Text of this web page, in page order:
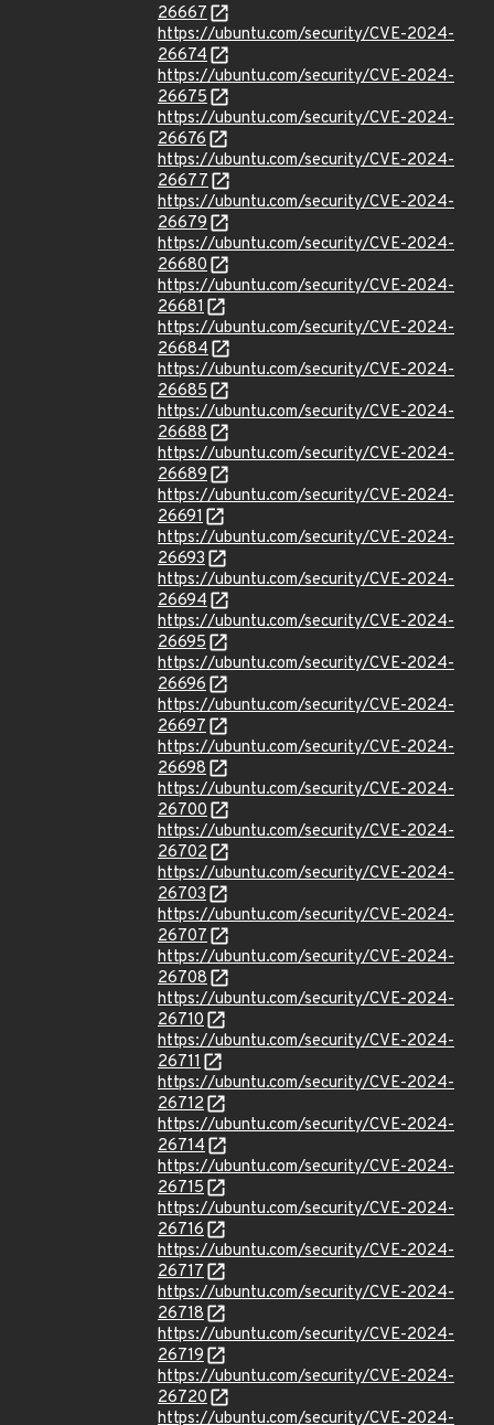
26667
https://ubuntu.com/security/CVE-2024-
26674
https://ubuntu.com/security/CVE-2024-
26675
https://ubuntu.com/security/CVE-2024-
26676
https://ubuntu.com/security/CVE-2024-
26677
https://ubuntu.com/security/CVE-2024-
26679
https://ubuntu.com/security/CVE-2024-
26680
https://ubuntu.com/security/CVE-2024-
26681
https://ubuntu.com/security/CVE-2024-
26684
https://ubuntu.com/security/CVE-2024-
26685
https://ubuntu.com/security/CVE-2024-
26688
https://ubuntu.com/security/CVE-2024-
26689
https://ubuntu.com/security/CVE-2024-
26691
https://ubuntu.com/security/CVE-2024-
26693
https://ubuntu.com/security/CVE-2024-
26694
https://ubuntu.com/security/CVE-2024-
26695
https://ubuntu.com/security/CVE-2024-
26696
https://ubuntu.com/security/CVE-2024-
26697
https://ubuntu.com/security/CVE-2024-
26698
https://ubuntu.com/security/CVE-2024-
26700
https://ubuntu.com/security/CVE-2024-
26702
https://ubuntu.com/security/CVE-2024-
26703
https://ubuntu.com/security/CVE-2024-
26707
https://ubuntu.com/security/CVE-2024-
26708
https://ubuntu.com/security/CVE-2024-
26710
https://ubuntu.com/security/CVE-2024-
26711
https://ubuntu.com/security/CVE-2024-
26712
https://ubuntu.com/security/CVE-2024-
26714
https://ubuntu.com/security/CVE-2024-
26715
https://ubuntu.com/security/CVE-2024-
26716
https://ubuntu.com/security/CVE-2024-
26717
https://ubuntu.com/security/CVE-2024-
26718
https://ubuntu.com/security/CVE-2024-
26719
https://ubuntu.com/security/CVE-2024-
26720
https://ubuntu.com/security/CVE-2024-